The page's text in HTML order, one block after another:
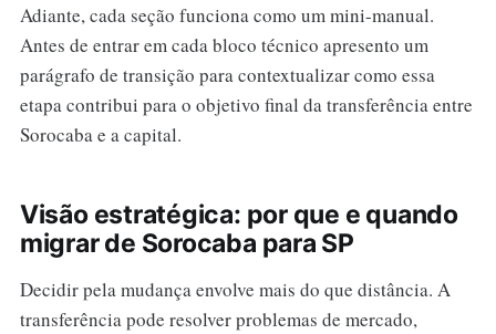
Adiante, cada seção funciona como um mini-manual.
Antes de entrar em cada bloco técnico apresento um
parágrafo de transição para contextualizar como essa
etapa contribui para o objetivo final da transferência entre
Sorocaba e a capital.
Visão estratégica: por que e quando
migrar de Sorocaba para SP
Decidir pela mudança envolve mais do que distância. A
transferência pode resolver problemas de mercado,